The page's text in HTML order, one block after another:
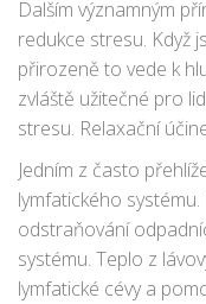
Dalším významným
redukce stresu. Když
přirozeně to vede k
zvláště užitečné pro
stresu. Relaxační
že pomáhá zlepšit
pohodu.
Jedním z často
lymfatického
odstraňování
systému. Teplo z
lymfatické cévy a